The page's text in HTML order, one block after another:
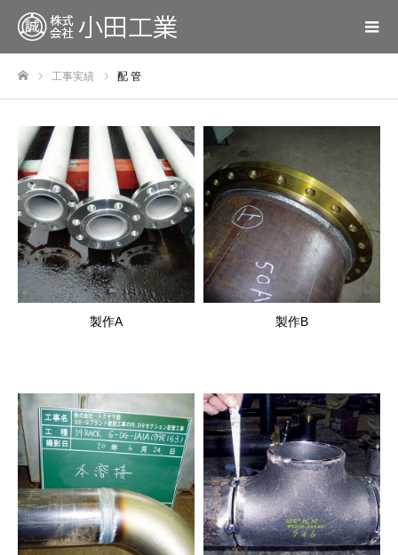
工事実績 配 管
製作A 製作B